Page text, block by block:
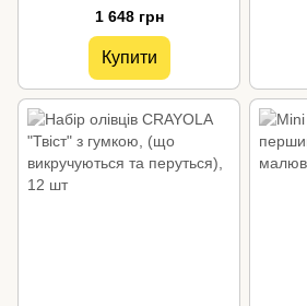
ароматних стикерів"
1 648 грн
Купити